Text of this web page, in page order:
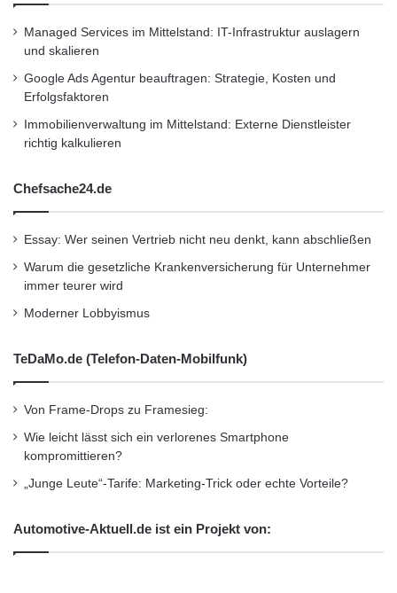
Managed Services im Mittelstand: IT-Infrastruktur auslagern
und skalieren
Google Ads Agentur beauftragen: Strategie, Kosten und
Erfolgsfaktoren
Immobilienverwaltung im Mittelstand: Externe Dienstleister
richtig kalkulieren
Chefsache24.de
Essay: Wer seinen Vertrieb nicht neu denkt, kann abschließen
Warum die gesetzliche Krankenversicherung für Unternehmer
immer teurer wird
Moderner Lobbyismus
TeDaMo.de (Telefon-Daten-Mobilfunk)
Von Frame-Drops zu Framesieg:
Wie leicht lässt sich ein verlorenes Smartphone
kompromittieren?
„Junge Leute“-Tarife: Marketing-Trick oder echte Vorteile?
Automotive-Aktuell.de ist ein Projekt von: